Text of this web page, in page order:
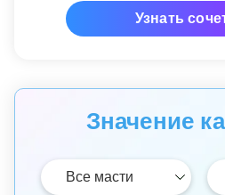
Узнать
Значение